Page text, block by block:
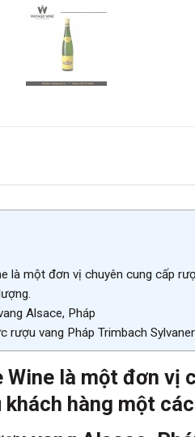
là một đơn vị chuyên cung cấp
Alsace, Pháp
rượu vang Pháp Trimbach Sylvaner
Wine là một đơn vị
khách hàng một